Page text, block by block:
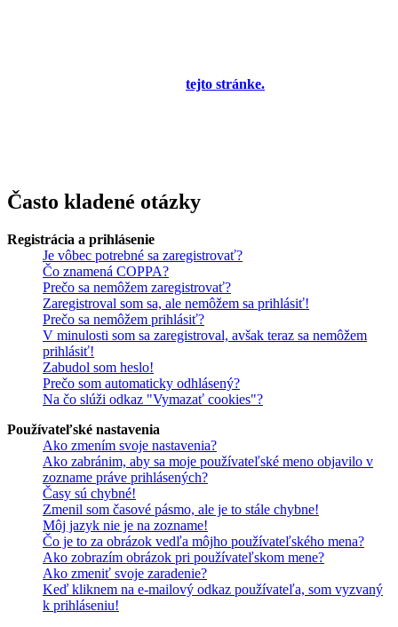
tejto stránke.
Často kladené otázky
Registrácia a prihlásenie
Je vôbec potrebné sa zaregistrovať?
Čo znamená COPPA?
Prečo sa nemôžem zaregistrovať?
Zaregistroval som sa, ale nemôžem sa prihlásiť!
Prečo sa nemôžem prihlásiť?
V minulosti som sa zaregistroval, avšak teraz sa nemôžem
prihlásiť!
Zabudol som heslo!
Prečo som automaticky odhlásený?
Na čo slúži odkaz "Vymazať cookies"?
Používateľské nastavenia
Ako zmením svoje nastavenia?
Ako zabránim, aby sa moje používateľské meno objavilo v
zozname práve prihlásených?
Časy sú chybné!
Zmenil som časové pásmo, ale je to stále chybne!
Môj jazyk nie je na zozname!
Čo je to za obrázok vedľa môjho používateľského mena?
Ako zobrazím obrázok pri používateľskom mene?
Ako zmeniť svoje zaradenie?
Keď kliknem na e-mailový odkaz používateľa, som vyzvaný
k prihláseniu!